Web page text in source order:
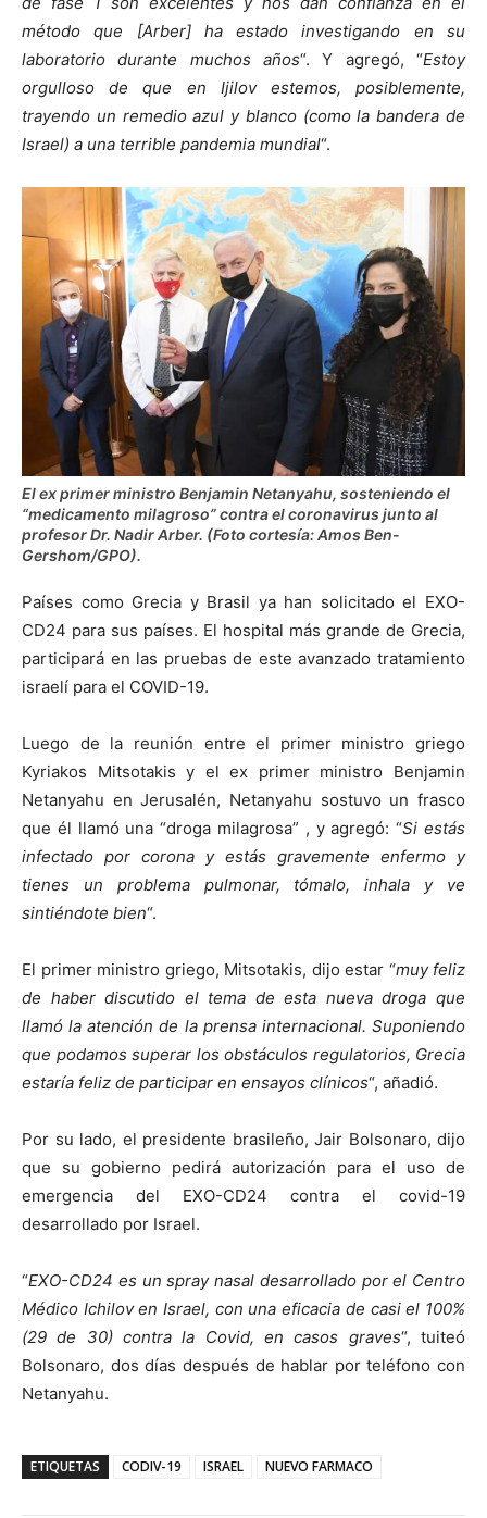
método que [Arber] ha estado investigando en su
laboratorio durante muchos años“. Y agregó, “Estoy
orgulloso de que en Ijilov estemos, posiblemente,
trayendo un remedio azul y blanco (como la bandera de
Israel) a una terrible pandemia mundial“.
El ex primer ministro Benjamin Netanyahu, sosteniendo el
“medicamento milagroso” contra el coronavirus junto al
profesor Dr. Nadir Arber. (Foto cortesía: Amos Ben-
Gershom/GPO).
Países como Grecia y Brasil ya han solicitado el EXO-
CD24 para sus países. El hospital más grande de Grecia,
participará en las pruebas de este avanzado tratamiento
israelí para el COVID-19.
Luego de la reunión entre el primer ministro griego
Kyriakos Mitsotakis y el ex primer ministro Benjamin
Netanyahu en Jerusalén, Netanyahu sostuvo un frasco
que él llamó una “droga milagrosa” , y agregó: “Si estás
infectado por corona y estás gravemente enfermo y
tienes un problema pulmonar, tómalo, inhala y ve
sintiéndote bien“.
El primer ministro griego, Mitsotakis, dijo estar “muy feliz
de haber discutido el tema de esta nueva droga que
llamó la atención de la prensa internacional. Suponiendo
que podamos superar los obstáculos regulatorios, Grecia
estaría feliz de participar en ensayos clínicos“, añadió.
Por su lado, el presidente brasileño, Jair Bolsonaro, dijo
que su gobierno pedirá autorización para el uso de
emergencia del EXO-CD24 contra el covid-19
desarrollado por Israel.
“EXO-CD24 es un spray nasal desarrollado por el Centro
Médico Ichilov en Israel, con una eficacia de casi el 100%
(29 de 30) contra la Covid, en casos graves“, tuiteó
Bolsonaro, dos días después de hablar por teléfono con
Netanyahu.
ETIQUETAS CODIV-19 ISRAEL NUEVO FARMACO